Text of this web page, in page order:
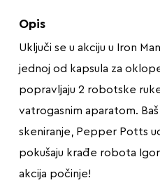
Opis
Uključi se u akciju u Iron
jednoj od kapsula za
popravljaju 2 robotske
vatrogasnim aparatom.
skeniranje, Pepper Potts
pokušaju krađe robota
akcija počinje!